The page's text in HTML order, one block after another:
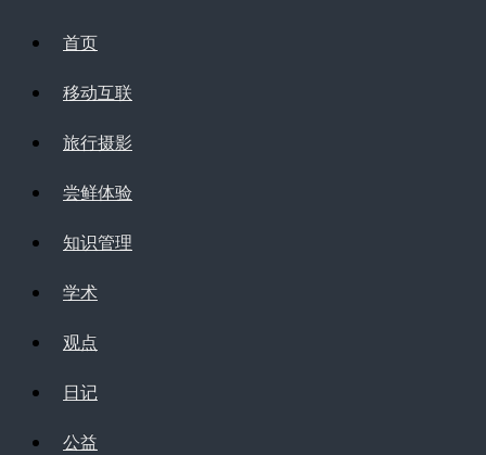
首页
移动互联
旅行摄影
尝鲜体验
知识管理
学术
观点
日记
公益